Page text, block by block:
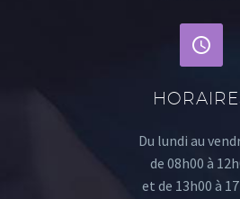
Du lundi au
de 08h00 à
et de 13h00 à